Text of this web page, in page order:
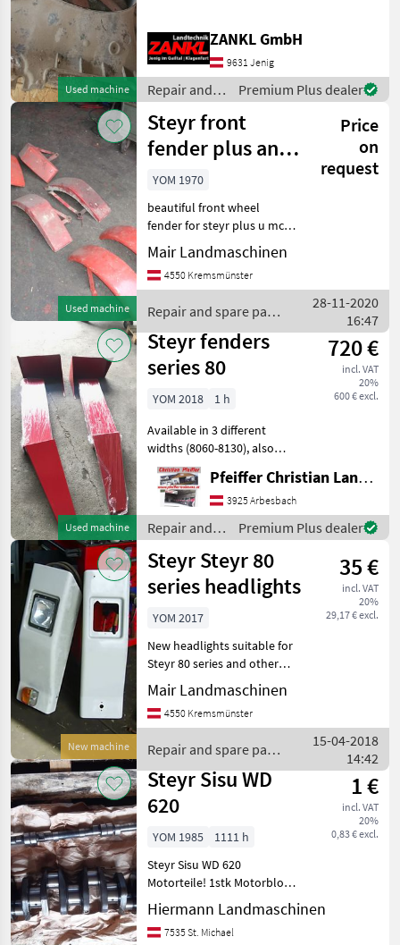
Used machine
Was installed for
approximately 700
operating hours.
ZANKL GmbH
9631 Jenig
Repair and
spare parts /
Steyr
Premium Plus dealer
Used machine
Steyr front
fender plus and
.Cormic 454 U:
574
Price
on
request
YOM 1970
beautiful front wheel
fender for steyr plus u mc.
cormic 574 price on request
MAIR Landmaschinen 4550
Kremsmünster Repair and
parts
Mair Landmaschinen
4550 Kremsmünster
Repair and spare parts
/ Steyr
28-11-2020
16:47
Used machine
Steyr fenders
series 80
720 €
incl. VAT
20%
600 € excl.
YOM 2018
1 h
Available in 3 different
widths (8060-8130), also
individually (price per piece:
€ 100, - excl. VAT) Repair and
spare parts Tractor spare
parts
Pfeiffer Christian Landtechnik
3925 Arbesbach
Repair and
spare parts /
Steyr
Premium Plus dealer
New machine
Steyr Steyr 80
series headlights
35 €
incl. VAT
20%
29,17 € excl.
YOM 2017
New headlights suitable for
Steyr 80 series and other
tractors with H 4 bulbs
Repair and spare parts
Tractor spare parts
Mair Landmaschinen
4550 Kremsmünster
Repair and spare parts
/ Steyr
15-04-2018
14:42
Steyr Sisu WD
620
1 €
incl. VAT
20%
0,83 € excl.
YOM 1985
1111 h
Steyr Sisu WD 620
Motorteile! 1stk Motorblock
WD 620 1 stk Kurbelwelle
und 1 stk Nockenwelle für
Sisu WD 620 passend für
Hiermann Landmaschinen
7535 St. Michael